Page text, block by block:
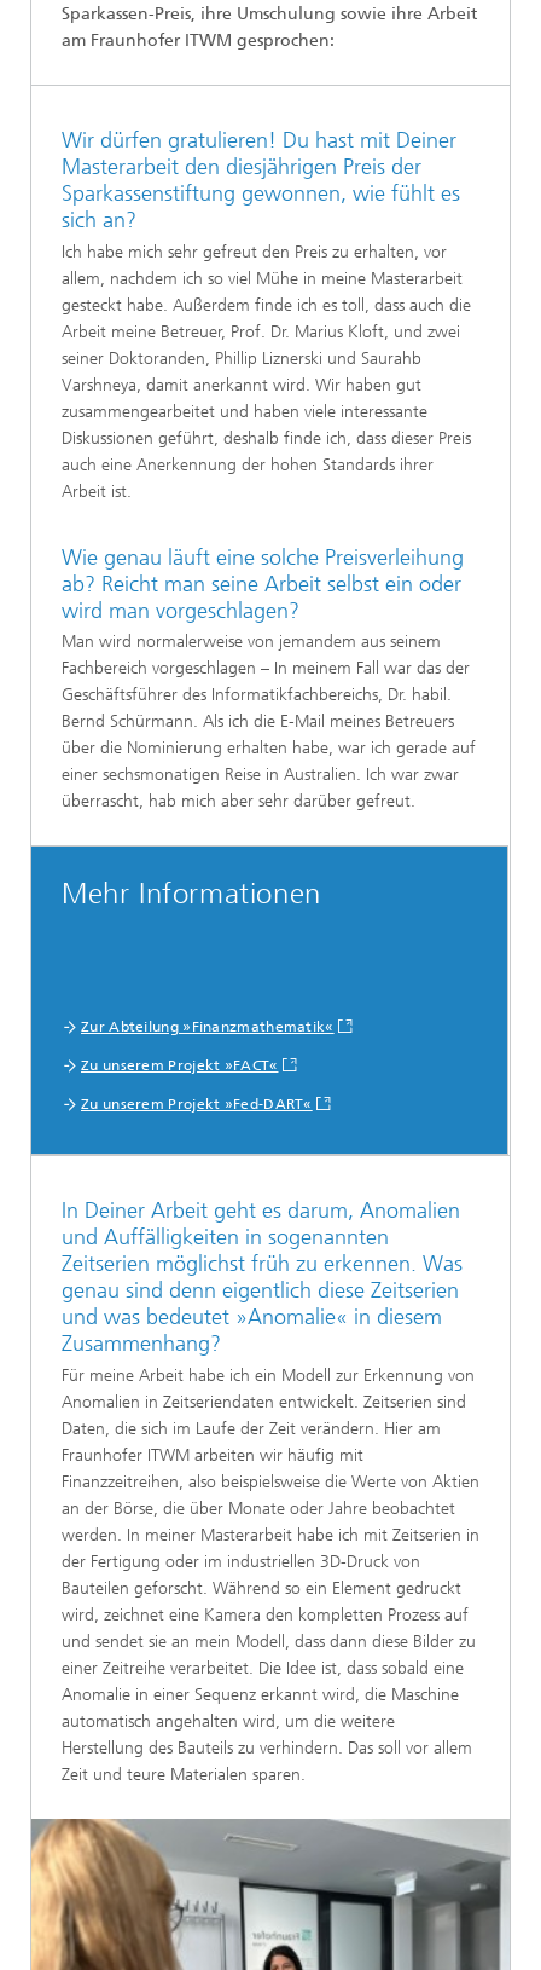
Sparkassen-Preis, ihre Umschulung sowie ihre Arbeit
am Fraunhofer ITWM gesprochen:
Wir dürfen gratulieren! Du hast mit Deiner
Masterarbeit den diesjährigen Preis der
Sparkassenstiftung gewonnen, wie fühlt es
sich an?
Ich habe mich sehr gefreut den Preis zu erhalten, vor
allem, nachdem ich so viel Mühe in meine Masterarbeit
gesteckt habe. Außerdem finde ich es toll, dass auch die
Arbeit meine Betreuer, Prof. Dr. Marius Kloft, und zwei
seiner Doktoranden, Phillip Liznerski und Saurahb
Varshneya, damit anerkannt wird. Wir haben gut
zusammengearbeitet und haben viele interessante
Diskussionen geführt, deshalb finde ich, dass dieser Preis
auch eine Anerkennung der hohen Standards ihrer
Arbeit ist.
Wie genau läuft eine solche Preisverleihung
ab? Reicht man seine Arbeit selbst ein oder
wird man vorgeschlagen?
Man wird normalerweise von jemandem aus seinem
Fachbereich vorgeschlagen – In meinem Fall war das der
Geschäftsführer des Informatikfachbereichs, Dr. habil.
Bernd Schürmann. Als ich die E-Mail meines Betreuers
über die Nominierung erhalten habe, war ich gerade auf
einer sechsmonatigen Reise in Australien. Ich war zwar
überrascht, hab mich aber sehr darüber gefreut.
Mehr Informationen
Zur Abteilung »Finanzmathematik«
Zu unserem Projekt »FACT«
Zu unserem Projekt »Fed-DART«
In Deiner Arbeit geht es darum, Anomalien
und Auffälligkeiten in sogenannten
Zeitserien möglichst früh zu erkennen. Was
genau sind denn eigentlich diese Zeitserien
und was bedeutet »Anomalie« in diesem
Zusammenhang?
Für meine Arbeit habe ich ein Modell zur Erkennung von
Anomalien in Zeitseriendaten entwickelt. Zeitserien sind
Daten, die sich im Laufe der Zeit verändern. Hier am
Fraunhofer ITWM arbeiten wir häufig mit
Finanzzeitreihen, also beispielsweise die Werte von Aktien
an der Börse, die über Monate oder Jahre beobachtet
werden. In meiner Masterarbeit habe ich mit Zeitserien in
der Fertigung oder im industriellen 3D-Druck von
Bauteilen geforscht. Während so ein Element gedruckt
wird, zeichnet eine Kamera den kompletten Prozess auf
und sendet sie an mein Modell, dass dann diese Bilder zu
einer Zeitreihe verarbeitet. Die Idee ist, dass sobald eine
Anomalie in einer Sequenz erkannt wird, die Maschine
automatisch angehalten wird, um die weitere
Herstellung des Bauteils zu verhindern. Das soll vor allem
Zeit und teure Materialen sparen.